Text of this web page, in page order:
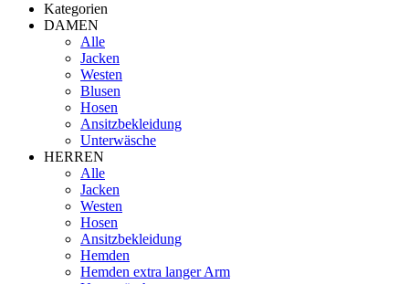
Kategorien
DAMEN
Alle
Jacken
Westen
Blusen
Hosen
Ansitzbekleidung
Unterwäsche
HERREN
Alle
Jacken
Westen
Hosen
Ansitzbekleidung
Hemden
Hemden extra langer Arm